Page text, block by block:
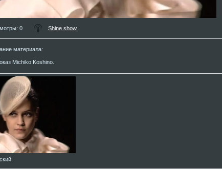
: 0 Shine show
материала:
Michiko Koshino.